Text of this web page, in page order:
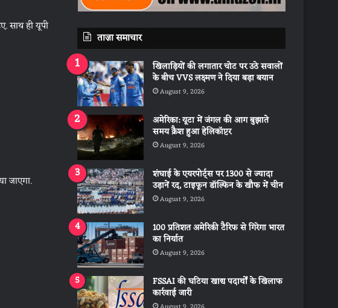
साथ ही यूपी
जाएगा.
ताज़ा समाचार
खिलाड़ियों की लगातार चोट पर उठे सवालों
के बीच VVS लक्ष्मण ने दिया बड़ा बयान
August 9, 2026
अमेरिका: यूटा में जंगल की आग बुझाते
समय क्रैश हुआ हेलिकॉप्टर
August 9, 2026
शंघाई के एयरपोर्ट्स पर 1300 से ज्यादा
उड़ानें रद, टाइफून डॉल्फिन के खौफ में चीन
August 9, 2026
100 प्रतिशत अमेरिकी टैरिफ से गिरेगा भारत
का निर्यात
August 9, 2026
FSSAI की घटिया खाद्य पदार्थों के खिलाफ
कार्रवाई जारी